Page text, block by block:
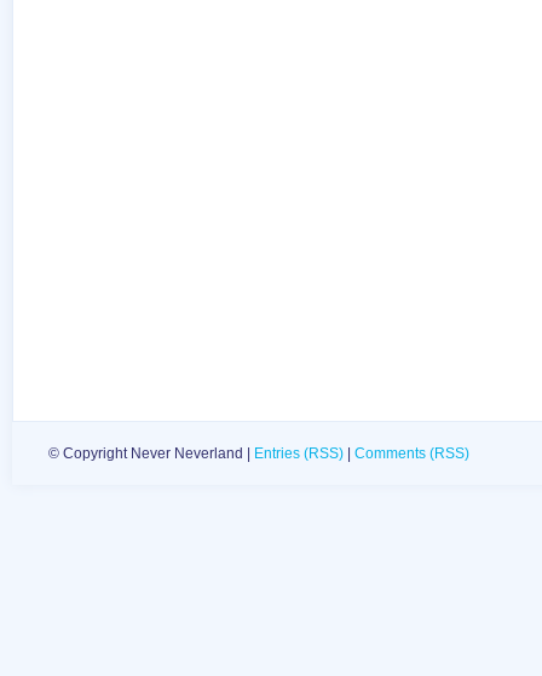
© Copyright Never Neverland | Entries (RSS) Comments (RSS)